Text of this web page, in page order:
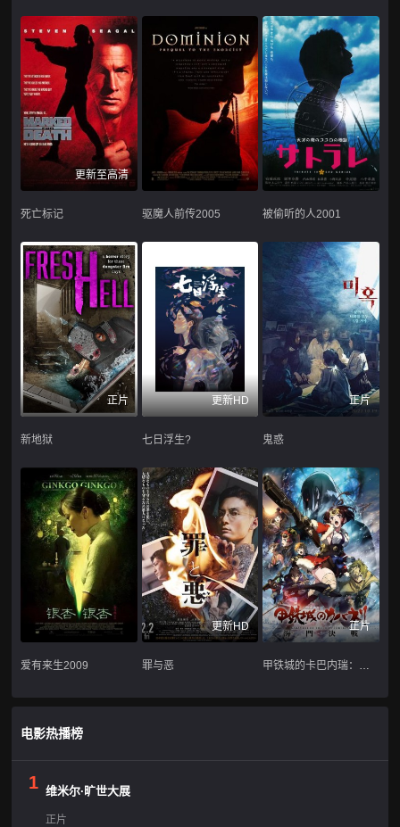
更新至高清
死亡标记 驱魔人前传2005 被偷听的人2001
正片
新地狱
更新HD
七日浮生?
正片
鬼惑
爱有来生2009
更新HD
罪与恶
正片
甲铁城的卡巴内瑞：海门决战
电影热播榜
1 维米尔·旷世大展
正片